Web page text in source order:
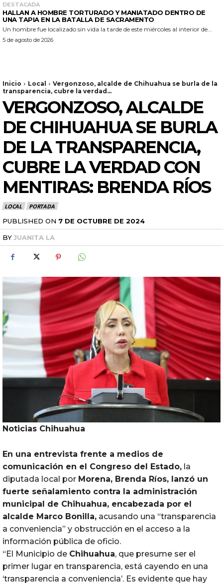
DESTACADA
HALLAN A HOMBRE TORTURADO Y MANIATADO DENTRO DE
UNA TAPIA EN LA BATALLA DE SACRAMENTO
Un hombre fue localizado sin vida la tarde de este miércoles al interior de...
5 de agosto de 2026